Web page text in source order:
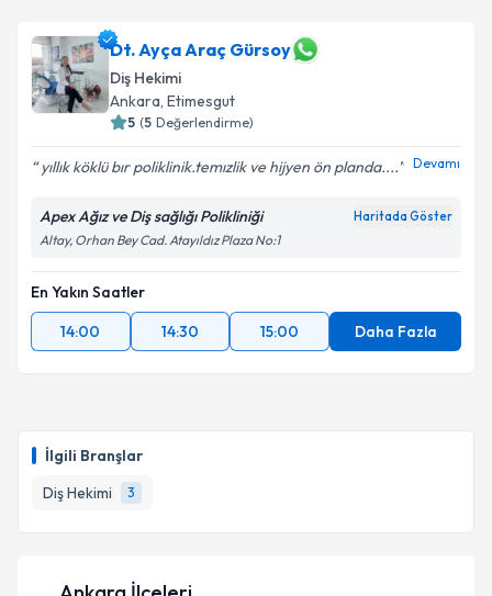
İlgili Branşlar
Diş Hekimi
3
Dt. Ayça Araç Gürsoy
Diş Hekimi
Ankara, Etimesgut
5 (5 Değerlendirme)
yıllık köklü bır poliklinik.temızlik ve hijyen ön planda.... Devamı
Apex Ağız ve Diş sağlığı Polikliniği Haritada Göster
Altay, Orhan Bey Cad. Atayıldız Plaza No:1
En Yakın Saatler
14:00
14:30 15:00 Daha Fazla